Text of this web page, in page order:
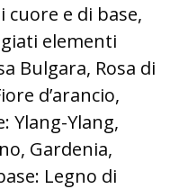
e di base,
elementi
Bulgara, Rosa di
d’arancio,
Ylang-Ylang,
Gardenia,
Legno di